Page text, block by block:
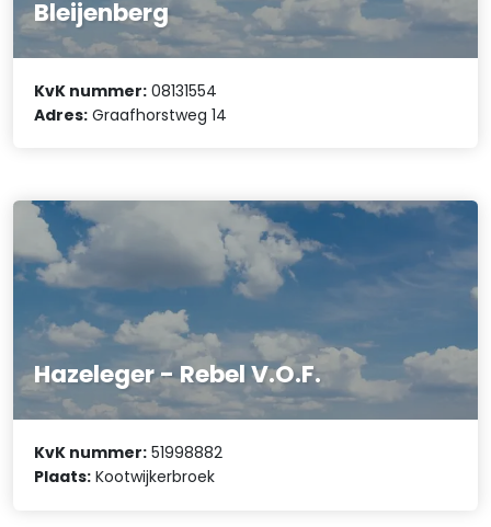
Bleijenberg
KvK nummer: 08131554
Adres: Graafhorstweg 14
Hazeleger - Rebel V.O.F.
KvK nummer: 51998882
Plaats: Kootwijkerbroek